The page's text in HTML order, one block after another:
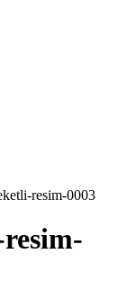
resim-0003